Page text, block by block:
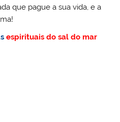
que pague a sua vida, e a
espirituais do sal do mar